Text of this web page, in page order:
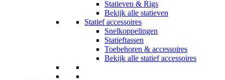
Statieven & Rigs
Bekijk alle statieven
Statief accessoires
Snelkoppelingen
Statieftassen
Toebehoren & accessoires
Bekijk alle statief accessoires